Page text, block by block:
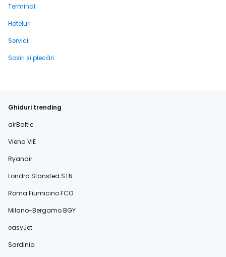
Terminal
Hoteluri
Servicii
Sosiri și plecări
Ghiduri trending
airBaltic
Viena VIE
Ryanair
Londra Stansted STN
Roma Fiumicino FCO
Milano-Bergamo BGY
easyJet
Sardinia